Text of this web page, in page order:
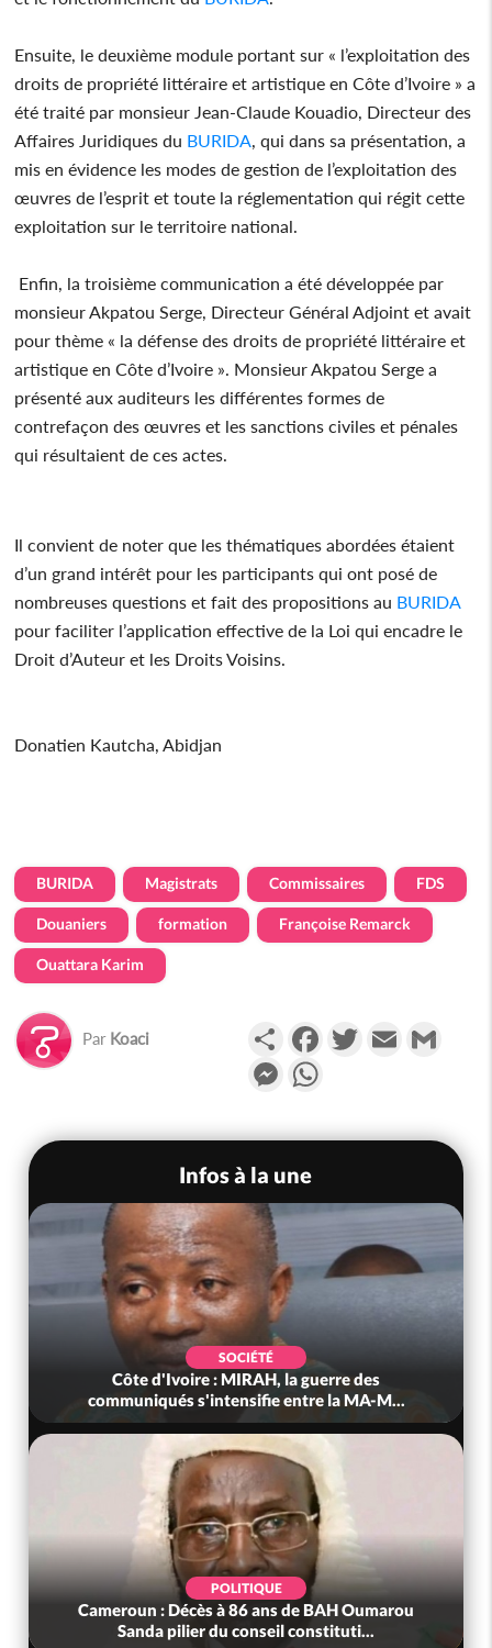
Ensuite, le deuxième module portant sur « l’exploitation des
droits de propriété littéraire et artistique en Côte d’Ivoire » a
été traité par monsieur Jean-Claude Kouadio, Directeur des
Affaires Juridiques du BURIDA , qui dans sa présentation, a
mis en évidence les modes de gestion de l’exploitation des
œuvres de l’esprit et toute la réglementation qui régit cette
exploitation sur le territoire national.
Enfin, la troisième communication a été développée par
monsieur Akpatou Serge, Directeur Général Adjoint et avait
pour thème « la défense des droits de propriété littéraire et
artistique en Côte d’Ivoire ». Monsieur Akpatou Serge a
présenté aux auditeurs les différentes formes de
contrefaçon des œuvres et les sanctions civiles et pénales
qui résultaient de ces actes.
Il convient de noter que les thématiques abordées étaient
d’un grand intérêt pour les participants qui ont posé de
nombreuses questions et fait des propositions au BURIDA
pour faciliter l’application effective de la Loi qui encadre le
Droit d’Auteur et les Droits Voisins.
Donatien Kautcha, Abidjan
BURIDA Magistrats Commissaires FDS
Douaniers formation Françoise Remarck
Ouattara Karim
Par Koaci PartagerFacebookTwitterEmail
Messenger
Infos à la une
SOCIÉTÉ
Côte d'Ivoire : MIRAH, la guerre des
communiqués s'intensifie entre la MA-M...
POLITIQUE
Cameroun : Décès à 86 ans de BAH Oumarou
Sanda pilier du conseil constituti...